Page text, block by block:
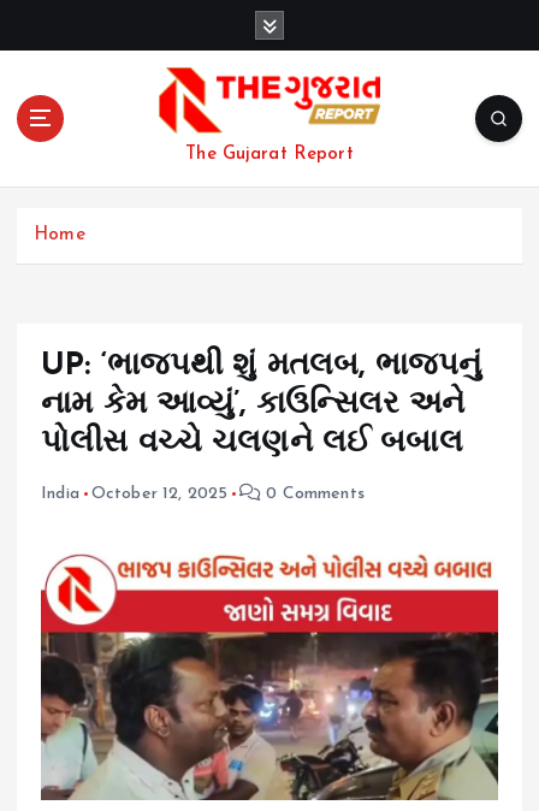
The Gujarat Report
Home
UP: ‘ભાજપથી શું મતલબ, ભાજપનું
નામ કેમ આવ્યું’, કાઉન્સિલર અને
પોલીસ વચ્ચે ચલણને લઈ બબાલ
India October 12, 2025 0 Comments